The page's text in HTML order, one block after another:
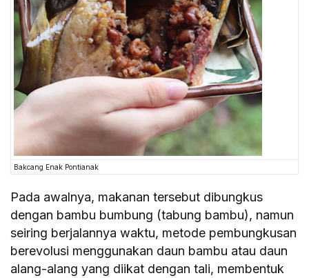
Bakcang Enak Pontianak
Pada awalnya, makanan tersebut dibungkus
dengan bambu bumbung (tabung bambu), namun
seiring berjalannya waktu, metode pembungkusan
berevolusi menggunakan daun bambu atau daun
alang-alang yang diikat dengan tali, membentuk